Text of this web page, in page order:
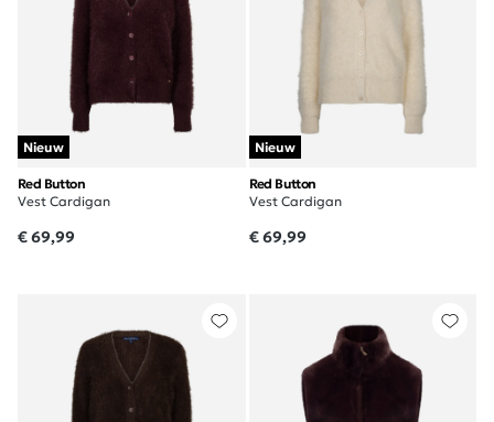
Nieuw
Red Button
Vest Cardigan
€ 69,99
Nieuw
Red Button
Vest Cardigan
€ 69,99